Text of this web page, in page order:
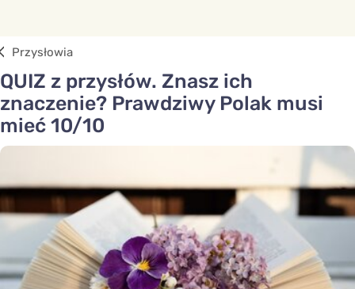
Przysłowia
QUIZ z przysłów. Znasz ich
znaczenie? Prawdziwy Polak musi
mieć 10/10